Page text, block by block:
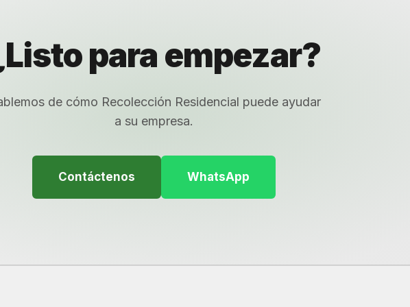
para empezar?
de cómo Recolección Residencial puede ayudar
a su empresa.
Contáctenos WhatsApp